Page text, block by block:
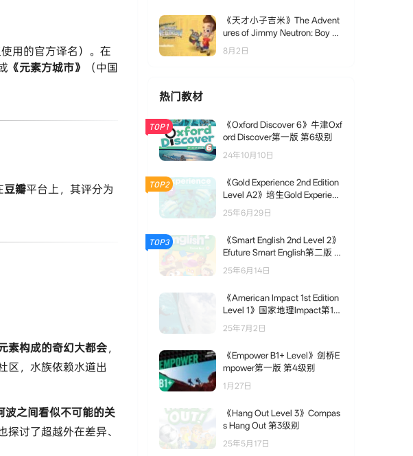
使用的官方译名）。在
​《元素方城市》​
​（中国
​豆瓣​​平台上，其评分为​
素构成的奇幻大都会​ ​，
区，水族依赖水道出
波之间看似不可能的关
讨了超越外在差异、
《天才小子吉米》The Advent
ures of Jimmy Neutron: Boy Ge
8月2日
热门教材
TOP1
《Oxford Discover 6》牛津Oxf
ord Discover第一版 第6级别
24年10月10日
TOP2
《Gold Experience 2nd Edition
Level A2》培生Gold Experienc
e 第二版 A2级别
25年6月29日
TOP3
《Smart English 2nd Level 2》
Efuture Smart English第二版 第
2级别
25年6月14日
《American Impact 1st Edition
Level 1》国家地理Impact第1版
美版 第1级别
25年7月2日
《Empower B1+ Level》剑桥E
mpower第一版 第4级别
1月27日
《Hang Out Level 3》Compas
s Hang Out 第3级别
25年5月17日